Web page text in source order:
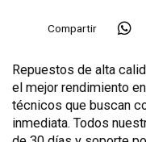
Compartir
Repuestos de alta
el mejor rendimiento
técnicos que buscan
inmediata. Todos